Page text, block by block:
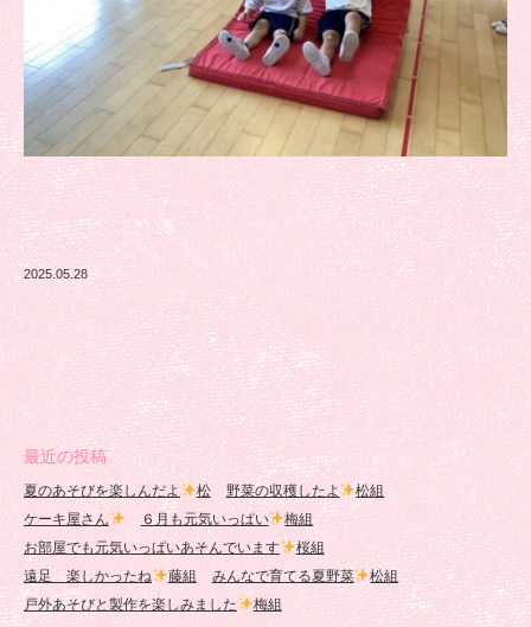
2025.05.28
最近の投稿
夏のあそびを楽しんだよ 松 野菜の収穫したよ
松組
ケーキ屋さん
６月も元気いっぱい
梅組
お部屋でも元気いっぱいあそんでいます
桜組
遠足 楽しかったね
藤組 みんなで育てる夏野菜
松組
戸外あそびと製作を楽しみました
梅組